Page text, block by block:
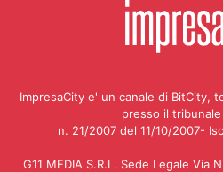
ImpresaCity e' un canale di BitCity,
presso il
n. 21/2007 del 11/10/2007-
G11 MEDIA S.R.L. Sede Legale Via